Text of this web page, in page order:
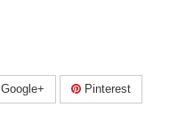
Google+ Pinterest